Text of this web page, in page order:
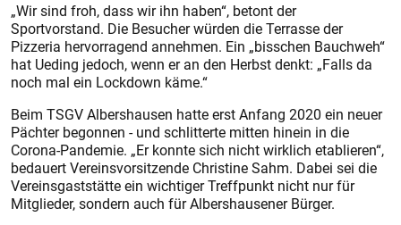
„Wir sind froh, dass wir ihn haben“, betont der
Sportvorstand. Die Besucher würden die Terrasse der
Pizzeria hervorragend annehmen. Ein „bisschen Bauchweh“
hat Ueding jedoch, wenn er an den Herbst denkt: „Falls da
noch mal ein Lockdown käme.“
Beim TSGV Albershausen hatte erst Anfang 2020 ein neuer
Pächter begonnen - und schlitterte mitten hinein in die
Corona-Pandemie. „Er konnte sich nicht wirklich etablieren“,
bedauert Vereinsvorsitzende Christine Sahm. Dabei sei die
Vereinsgaststätte ein wichtiger Treffpunkt nicht nur für
Mitglieder, sondern auch für Albershausener Bürger.